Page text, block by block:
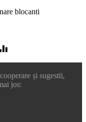
blocanti
și sugestii,
jos: